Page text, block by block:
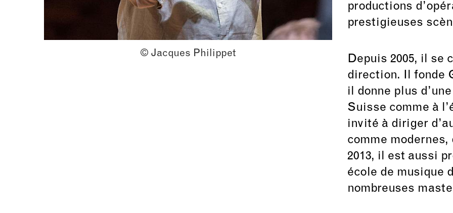
© Jacques Philippet
productions
prestigieuses
Depuis 2005, il se
direction. Il fonde
il donne plus
Suisse comme à
invité à diriger
comme
2013, il est aussi
école de musique
nombreuses